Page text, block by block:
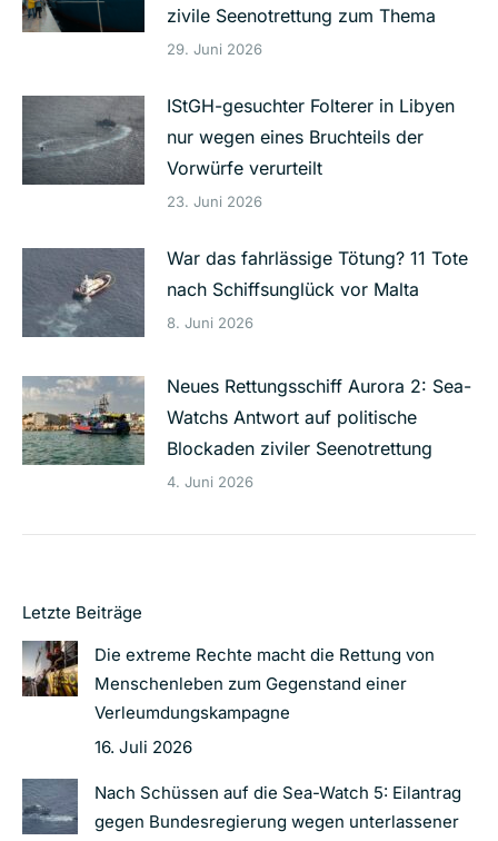
zivile Seenotrettung zum Thema
29. Juni 2026
IStGH-gesuchter Folterer in Libyen
nur wegen eines Bruchteils der
Vorwürfe verurteilt
23. Juni 2026
War das fahrlässige Tötung? 11 Tote
nach Schiffsunglück vor Malta
8. Juni 2026
Neues Rettungsschiff Aurora 2: Sea-
Watchs Antwort auf politische
Blockaden ziviler Seenotrettung
4. Juni 2026
Letzte Beiträge
Die extreme Rechte macht die Rettung von
Menschenleben zum Gegenstand einer
Verleumdungskampagne
16. Juli 2026
Nach Schüssen auf die Sea-Watch 5: Eilantrag
gegen Bundesregierung wegen unterlassener